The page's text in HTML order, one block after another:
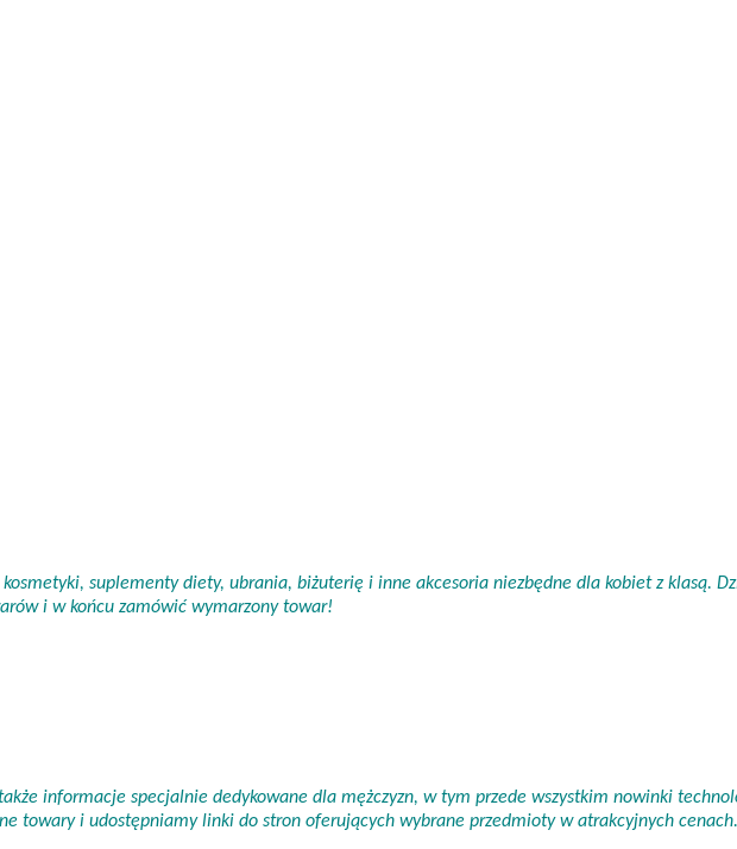
suplementy diety, ubrania, biżuterię i inne akcesoria niezbędne dla kobiet z klasą.
i w końcu zamówić wymarzony towar!
informacje specjalnie dedykowane dla mężczyzn, w tym przede wszystkim nowinki
towary i udostępniamy linki do stron oferujących wybrane przedmioty w atrakcyjnych